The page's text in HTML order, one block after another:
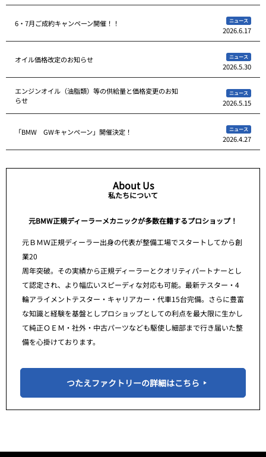
6・7月ご成約キャンペーン開催！！ ニュース
2026.6.17
オイル価格改定のお知らせ ニュース
2026.5.30
エンジンオイル（油脂類）等の供給量と価格変更のお知
らせ
ニュース
2026.5.15
「BMW GWキャンペーン」開催決定！ ニュース
2026.4.27
About Us
私たちについて
元BMW正規ディーラーメカニックが多数在籍するプロショップ！
元ＢＭＷ正規ディーラー出身の代表が整備工場でスタートしてから創
業20
周年突破。その実績から正規ディーラーとクオリティパートナーとし
て認定され、より幅広いスピーディな対応も可能。最新テスター・4
輪アライメントテスター・キャリアカー・代車15台完備。さらに豊富
な知識と経験を基盤としプロショップとしての利点を最大限に生かし
て純正ＯＥＭ・社外・中古パーツなども駆使し細部まで行き届いた整
備を心掛けております。
つたえファクトリーの詳細はこちら